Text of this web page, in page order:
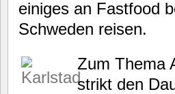
einiges an Fastfood
Schweden reisen.
Zum Thema
strikt den